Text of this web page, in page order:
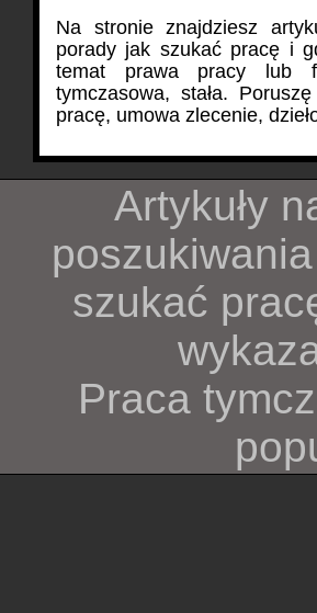
Na stronie znajdziesz
porady jak szukać pracę i
temat prawa pracy lub
tymczasowa, stała.
pracę, umowa zlecenie,
Artykuły
szukać
Praca